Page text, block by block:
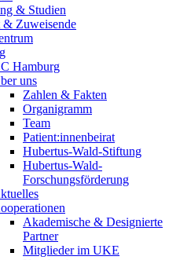
& Studien
Zuweisende
Hamburg
uns
Zahlen & Fakten
Organigramm
Team
Patient:innenbeirat
Hubertus-Wald-Stiftung
Hubertus-Wald-
Forschungsförderung
Akademische & Designierte
Partner
Mitglieder im UKE